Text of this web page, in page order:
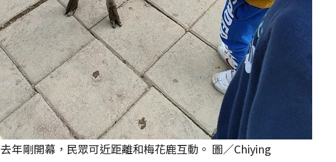
年剛開幕，民眾可近距離和梅花鹿互動。 圖／Chiying